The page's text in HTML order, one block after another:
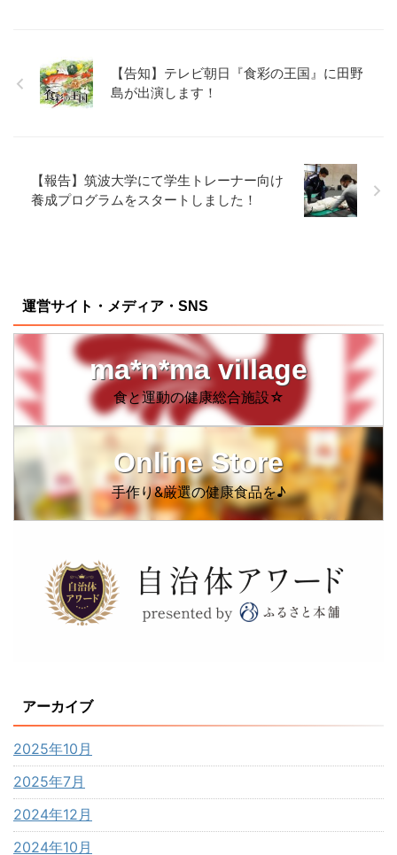
【告知】テレビ朝日『食彩の王国』に田野
島が出演します！
【報告】筑波大学にて学生トレーナー向け
養成プログラムをスタートしました！
運営サイト・メディア・SNS
ma*n*ma village
食と運動の健康総合施設☆
Online Store
手作り&厳選の健康食品を♪
アーカイブ
2025年10月
2025年7月
2024年12月
2024年10月